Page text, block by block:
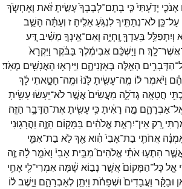
אָנֹכִ֤י יָדַ֙עְתִּי֙כִּ֤י בְתָם־לְבָבְךָ֙עָשִׂ֣יתָזֹּ֔את וָאֶחְשֹׂ֧ךְ
עַל־כֵּ֥ן לֹא־נְתַתִּ֖יךָלִנְגֹּ֥עַאֵלֶֽיהָ׃ ז וְעַתָּ֗ה הָשֵׁ֤ב
וְיִתְפַּלֵּ֥ל בַּֽעַדְךָ֖ וֶֽחְיֵ֑ה וְאִם־אֵֽינְךָ֣ מֵשִׁ֗יבדַּ֚ע
אֲשֶׁר־לָֽךְ׃ ח וַיַּשְׁכֵּ֨ם אֲבִימֶ֜לֶךְ בַּבֹּ֗קֶר וַיִּקְרָא֙
הַדְּבָרִ֥ים הָאֵ֖לֶּה בְּאָזְנֵיהֶ֑ם וַיִּֽירְא֥וּ הָאֲנָשִׁ֖ים מְאֹֽד׃
וַיֹּ֨אמֶרל֜וֹ מֶֽה־עָשִׂ֤יתָלָּ֙נוּ֙ וּמֶֽה־חָטָ֣אתִי לָ֔ךְ
חֲטָאָ֣ה גְדֹלָ֑ה מַעֲשִׂים֙אֲשֶׁ֣רלֹא־יֵֽעָשׂ֔וּעָשִׂ֖יתָ
אַבְרָהָ֑ם מָ֣ה רָאִ֔יתָכִּ֥י עָשִׂ֖יתָאֶת־הַדָּבָ֥ר הַזֶּֽה׃
רַ֚ק אֵין־יִרְאַ֣תאֱלֹהִ֔ים בַּמָּק֖וֹם הַזֶּ֑ה וַהֲרָג֖וּנִי
אֲחֹתִ֤י בַת־אָבִי֙ הִ֔ואאַ֖ךְלֹ֣א בַת־אִמִּ֑י
הִתְע֣וּאֹתִ֗י אֱלֹהִים֮ מִבֵּ֣יתאָבִי֒ וָאֹמַ֣רלָ֔הּ זֶ֣ה
אֶ֤לכָּל־הַמָּקוֹם֙אֲשֶׁ֣ר נָב֣וֹא שָׁ֔מָּה אִמְרִי־לִ֖י אָחִ֥י
וּבָקָ֗ר וַעֲבָדִים֙ וּשְׁפָחֹ֔ת וַיִּתֵּ֖ן לְאַבְרָהָ֑ם וַיָּ֣שֶׁבל֔וֹ